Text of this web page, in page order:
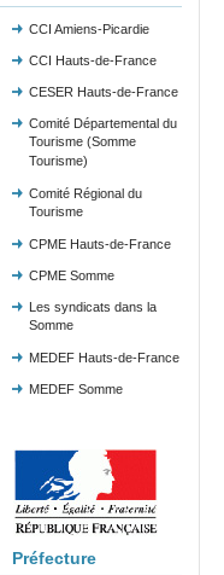
CCI Amiens-Picardie
CCI Hauts-de-France
CESER Hauts-de-France
Comité Départemental du
Tourisme (Somme
Tourisme)
Comité Régional du
Tourisme
CPME Hauts-de-France
CPME Somme
Les syndicats dans la
Somme
MEDEF Hauts-de-France
MEDEF Somme
Préfecture